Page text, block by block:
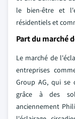
le bien-être et
résidentiels et
Part du marché
Le marché de
entreprises
Group AG, qui se
grâce à des
anciennement